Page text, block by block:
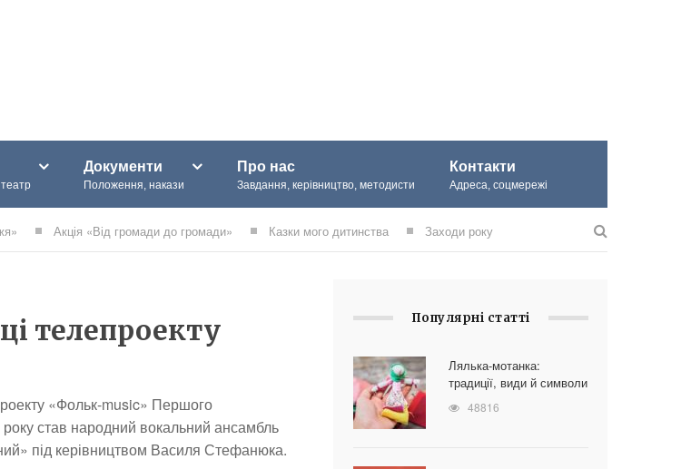
Документи
Положення, накази
Про нас
Завдання, керівництво, методисти
Контакти
Адреса, соцмережі
Акція «Від громади до громади» Казки мого дитинства Заходи року
телепроекту
«Фольк-music» Першого
став народний вокальний ансамбль
під керівництвом Василя Стефанюка.
Популярні статті
Лялька-мотанка:
традиції, види й символи
48816